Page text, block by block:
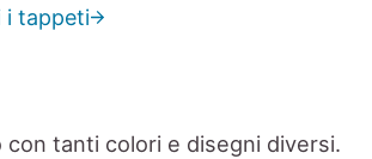
i tappeti